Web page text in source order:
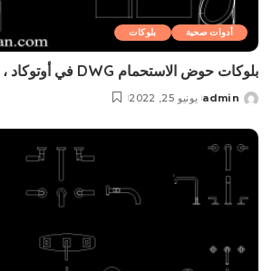
أدوات صحية بلوکات
بلوکات حوض الاستحمام DWG في أوتوكاد ، تحميل
Posted
admin يونيو 25, 2022